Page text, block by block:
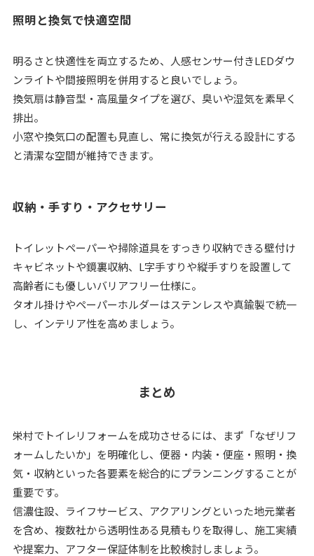
照明と換気で快適空間
明るさと快適性を両立するため、人感センサー付きLEDダウ
ンライトや間接照明を併用すると良いでしょう。
換気扇は静音型・高風量タイプを選び、臭いや湿気を素早く
排出。
小窓や換気口の配置も見直し、常に換気が行える設計にする
と清潔な空間が維持できます。
収納・手すり・アクセサリー
トイレットペーパーや掃除道具をすっきり収納できる壁付け
キャビネットや鏡裏収納、L字手すりや縦手すりを設置して
高齢者にも優しいバリアフリー仕様に。
タオル掛けやペーパーホルダーはステンレスや真鍮製で統一
し、インテリア性を高めましょう。
まとめ
栄村でトイレリフォームを成功させるには、まず「なぜリフ
ォームしたいか」を明確化し、便器・内装・便座・照明・換
気・収納といった各要素を総合的にプランニングすることが
重要です。
信濃住設、ライフサービス、アクアリングといった地元業者
を含め、複数社から透明性ある見積もりを取得し、施工実績
や提案力、アフター保証体制を比較検討しましょう。